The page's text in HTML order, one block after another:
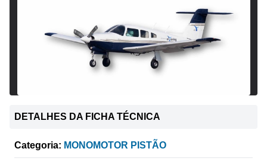
DETALHES DA FICHA TÉCNICA
Categoria: MONOMOTOR PISTÃO